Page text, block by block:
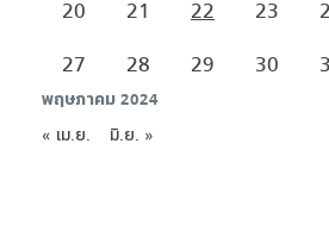
พฤษภาคม 2024
20 21 22 23
27 28 29 30
« เม.ย. มิ.ย. »